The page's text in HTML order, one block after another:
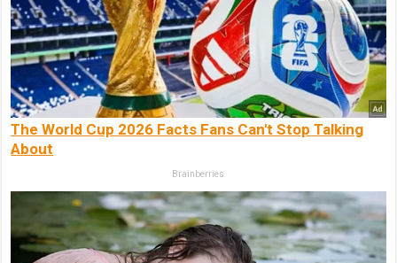
The World Cup 2026 Facts Fans Can't Stop Talking
About
Brainberries